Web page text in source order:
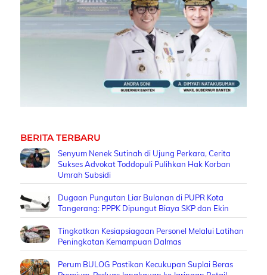
BERITA TERBARU
Senyum Nenek Sutinah di Ujung Perkara, Cerita
Sukses Advokat Toddopuli Pulihkan Hak Korban
Umrah Subsidi
Dugaan Pungutan Liar Bulanan di PUPR Kota
Tangerang: PPPK Dipungut Biaya SKP dan Ekin
Tingkatkan Kesiapsiagaan Personel Melalui Latihan
Peningkatan Kemampuan Dalmas
Perum BULOG Pastikan Kecukupan Suplai Beras